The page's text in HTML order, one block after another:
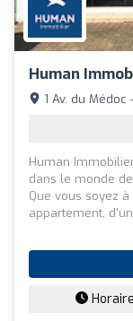
Human
1 Av. du
Human
dans le monde
Que vous soyez
appartement,